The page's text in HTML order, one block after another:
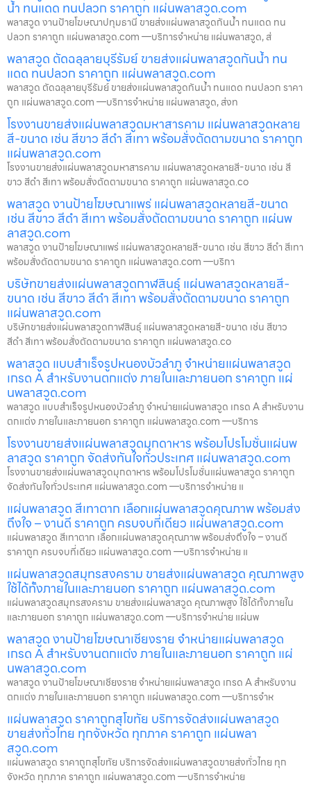
น้ำ ทนแดด ทนปลวก ราคาถูก แผ่นพลาสวูด.com
พลาสวูด งานป้ายโฆษณาปทุมธานี ขายส่งแผ่นพลาสวูดกันน้ำ ทนแดด ทน
ปลวก ราคาถูก แผ่นพลาสวูด.com —บริการจำหน่าย แผ่นพลาสวูด, ส่
พลาสวูด ตัดฉลุลายบุรีรัมย์ ขายส่งแผ่นพลาสวูดกันน้ำ ทน
แดด ทนปลวก ราคาถูก แผ่นพลาสวูด.com
พลาสวูด ตัดฉลุลายบุรีรัมย์ ขายส่งแผ่นพลาสวูดกันน้ำ ทนแดด ทนปลวก ราคา
ถูก แผ่นพลาสวูด.com —บริการจำหน่าย แผ่นพลาสวูด, ส่งท
โรงงานขายส่งแผ่นพลาสวูดมหาสารคาม แผ่นพลาสวูดหลาย
สี-ขนาด เช่น สีขาว สีดำ สีเทา พร้อมสั่งตัดตามขนาด ราคาถูก
แผ่นพลาสวูด.com
โรงงานขายส่งแผ่นพลาสวูดมหาสารคาม แผ่นพลาสวูดหลายสี-ขนาด เช่น สี
ขาว สีดำ สีเทา พร้อมสั่งตัดตามขนาด ราคาถูก แผ่นพลาสวูด.co
พลาสวูด งานป้ายโฆษณาแพร่ แผ่นพลาสวูดหลายสี-ขนาด
เช่น สีขาว สีดำ สีเทา พร้อมสั่งตัดตามขนาด ราคาถูก แผ่นพ
ลาสวูด.com
พลาสวูด งานป้ายโฆษณาแพร่ แผ่นพลาสวูดหลายสี-ขนาด เช่น สีขาว สีดำ สีเทา
พร้อมสั่งตัดตามขนาด ราคาถูก แผ่นพลาสวูด.com —บริกา
บริษัทขายส่งแผ่นพลาสวูดกาฬสินธุ์ แผ่นพลาสวูดหลายสี-
ขนาด เช่น สีขาว สีดำ สีเทา พร้อมสั่งตัดตามขนาด ราคาถูก
แผ่นพลาสวูด.com
บริษัทขายส่งแผ่นพลาสวูดกาฬสินธุ์ แผ่นพลาสวูดหลายสี-ขนาด เช่น สีขาว
สีดำ สีเทา พร้อมสั่งตัดตามขนาด ราคาถูก แผ่นพลาสวูด.co
พลาสวูด แบบสำเร็จรูปหนองบัวลำภู จำหน่ายแผ่นพลาสวูด
เกรด A สำหรับงานตกแต่ง ภายในและภายนอก ราคาถูก แผ่
นพลาสวูด.com
พลาสวูด แบบสำเร็จรูปหนองบัวลำภู จำหน่ายแผ่นพลาสวูด เกรด A สำหรับงาน
ตกแต่ง ภายในและภายนอก ราคาถูก แผ่นพลาสวูด.com —บริการ
โรงงานขายส่งแผ่นพลาสวูดมุกดาหาร พร้อมโปรโมชั่นแผ่นพ
ลาสวูด ราคาถูก จัดส่งทันใจทั่วประเทศ แผ่นพลาสวูด.com
โรงงานขายส่งแผ่นพลาสวูดมุกดาหาร พร้อมโปรโมชั่นแผ่นพลาสวูด ราคาถูก
จัดส่งทันใจทั่วประเทศ แผ่นพลาสวูด.com —บริการจำหน่าย แ
แผ่นพลาสวูด สีเทาตาก เลือกแผ่นพลาสวูดคุณภาพ พร้อมส่ง
ถึงใจ – งานดี ราคาถูก ครบจบที่เดียว แผ่นพลาสวูด.com
แผ่นพลาสวูด สีเทาตาก เลือกแผ่นพลาสวูดคุณภาพ พร้อมส่งถึงใจ – งานดี
ราคาถูก ครบจบที่เดียว แผ่นพลาสวูด.com —บริการจำหน่าย แ
แผ่นพลาสวูดสมุทรสงคราม ขายส่งแผ่นพลาสวูด คุณภาพสูง
ใช้ได้ทั้งภายในและภายนอก ราคาถูก แผ่นพลาสวูด.com
แผ่นพลาสวูดสมุทรสงคราม ขายส่งแผ่นพลาสวูด คุณภาพสูง ใช้ได้ทั้งภายใน
และภายนอก ราคาถูก แผ่นพลาสวูด.com —บริการจำหน่าย แผ่นพ
พลาสวูด งานป้ายโฆษณาเชียงราย จำหน่ายแผ่นพลาสวูด
เกรด A สำหรับงานตกแต่ง ภายในและภายนอก ราคาถูก แผ่
นพลาสวูด.com
พลาสวูด งานป้ายโฆษณาเชียงราย จำหน่ายแผ่นพลาสวูด เกรด A สำหรับงาน
ตกแต่ง ภายในและภายนอก ราคาถูก แผ่นพลาสวูด.com —บริการจำห
แผ่นพลาสวูด ราคาถูกสุโขทัย บริการจัดส่งแผ่นพลาสวูด
ขายส่งทั่วไทย ทุกจังหวัด ทุกภาค ราคาถูก แผ่นพลา
สวูด.com
แผ่นพลาสวูด ราคาถูกสุโขทัย บริการจัดส่งแผ่นพลาสวูดขายส่งทั่วไทย ทุก
จังหวัด ทุกภาค ราคาถูก แผ่นพลาสวูด.com —บริการจำหน่าย